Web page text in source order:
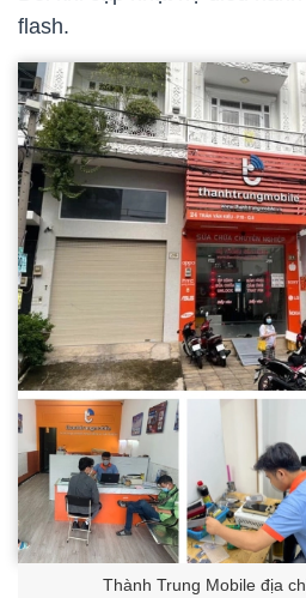
flash.
Thành Trung Mobile địa